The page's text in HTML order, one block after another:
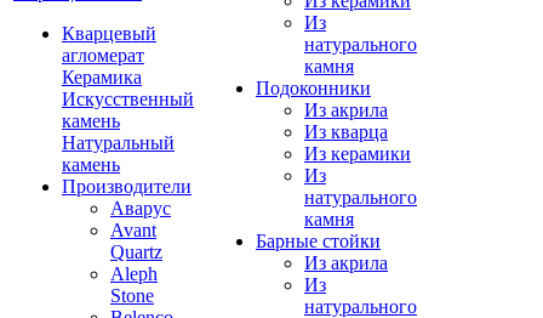
Кварцевый
агломерат
Керамика
Искусственный
камень
Натуральный
камень
Производители
Аварус
Avant
Quartz
Aleph
Stone
Из
натурального
камня
Подоконники
Из акрила
Из кварца
Из керамики
Из
натурального
камня
Барные стойки
Из акрила
Из
натурального